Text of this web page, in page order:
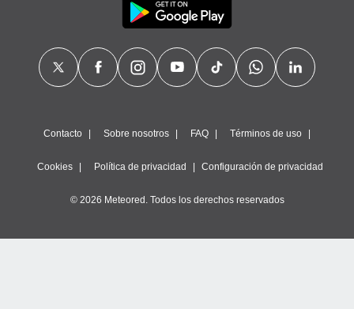
Contacto Sobre nosotros FAQ Términos de uso
Cookies Política de privacidad Configuración de privacidad
© 2026 Meteored. Todos los derechos reservados